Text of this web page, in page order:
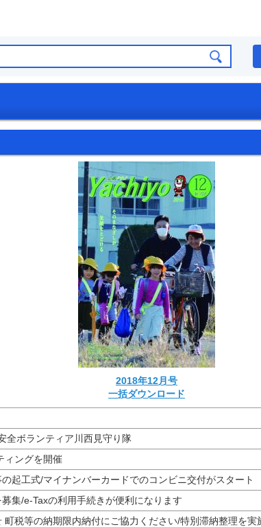
2018年12月号
一括ダウンロード
全ボランティア川西見守り隊
ィングを開催
起工式/マイナンバーカードでのコンビニ交付がスタート
集/e-Taxの利用手続きが便利になります
町税等の納期限内納付にご協力ください/特別滞納整理を